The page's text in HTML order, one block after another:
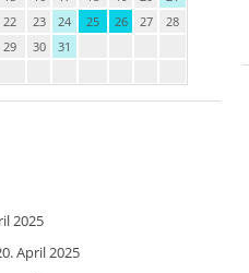
22
23 24 25 26 27
28
29
30 31
2025
April 2025